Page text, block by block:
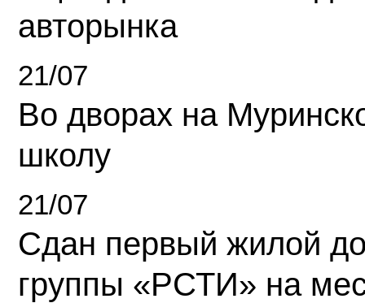
авторынка
21/07
Во дворах на
школу
21/07
Сдан первый жилой
группы «РСТИ» на